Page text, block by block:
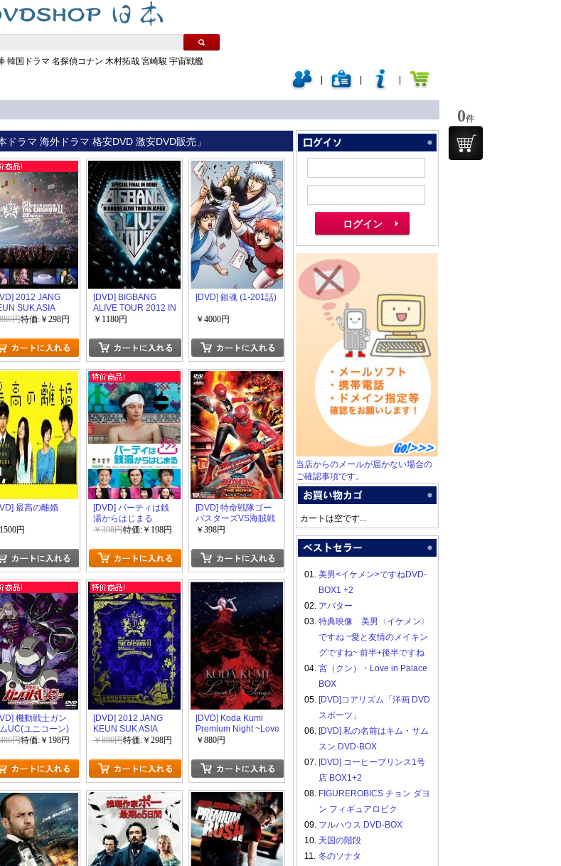
韓国ドラマ 名探偵コナン 木村拓哉 宮崎駿 宇宙戦艦
ドラマ 海外ドラマ 格安DVD 激安DVD販売」
2012 JANG
SUK ASIA
THE CRI
円特価:￥298円
[DVD] BIGBANG
ALIVE TOUR 2012 IN
JAPAN SPECIAL
TOKYO DOME
2012.12.05-
￥1180円
[DVD] 銀魂 (1-201話)
￥4000円
最高の離婚
円
[DVD] パーティは銭
湯からはじまる
￥398円特価:￥198円
[DVD] 特命戦隊ゴー
バスターズVS海賊戦
隊ゴーカイジャー
ーズパック
￥398円
機動戦士ガン
UC(ユニコーン)
円特価:￥198円
[DVD] 2012 JANG
KEUN SUK ASIA
TOUR THE CRI
DVD
￥880円特価:￥298円
[DVD] Koda Kumi
Premium Night ~Love
& Songs~
￥880円
当店からのメールが届かない場合の
ご確認事項です。
カートは空です...
01. 美男<イケメン>ですねDVD-
BOX1 +2
02. アバター
03. 特典映像 美男〈イケメン〉
ですね ~愛と友情のメイキン
グですね~ 前半+後半ですね
04. 宮（クン）・Love in Palace
BOX
05. [DVD]コアリズム「洋画 DVD
スポーツ」
06. [DVD] 私の名前はキム・サム
スン DVD-BOX
07. [DVD] コーヒープリンス1号
店 BOX1+2
08. FIGUREROBICS チョン ダヨ
ン フィギュアロビク
09. フルハウス DVD-BOX
10. 天国の階段
11. 冬のソナタ
0件